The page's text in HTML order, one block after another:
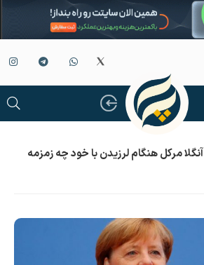
آنگلا مرکل هنگام لرزیدن با خود چه زمزمه